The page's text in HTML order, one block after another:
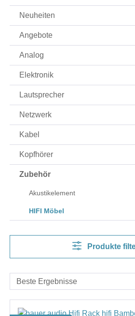
Neuheiten
Angebote
Analog
Elektronik
Lautsprecher
Netzwerk
Kabel
Kopfhörer
Zubehör
Akustikelement
HIFI Möbel
Produkte